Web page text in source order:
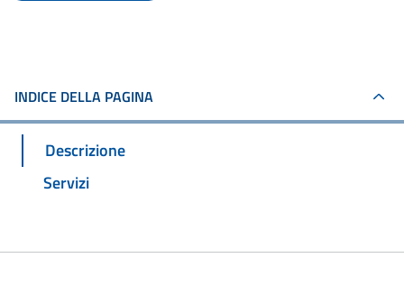
INDICE DELLA PAGINA
Descrizione
Servizi